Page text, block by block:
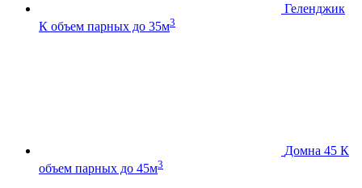
Геленджик
К объем парных до 35м3
Домна 45 К
объем парных до 45м3